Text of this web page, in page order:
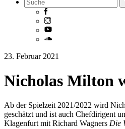
Skip
content
23. Februar 2021
Nicholas Milton
Ab der Spielzeit 2021/2022 wird
geschätzt und ist auch Chefdirigent
Klagenfurt mit Richard Wagners Die